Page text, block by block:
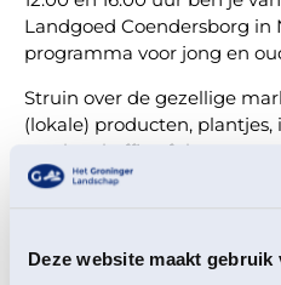
Deze website maakt gebruik
Landgoed Coendersborg in
programma voor jong en
Struin over de gezellige
(lokale) producten,
een kop koffie of thee met
voorraad strekt) en ontdek
sloot, of met een